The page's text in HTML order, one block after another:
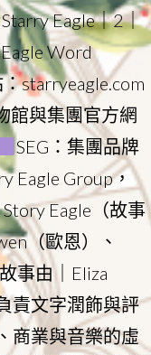
Eagle｜2｜
Word
starryeagle.com
館與集團官方網
SEG：集團品牌
Eagle Group，
Eagle（故事
（歐恩）、
事由｜Eliza
責文字潤飾與評
商業與音樂的虛